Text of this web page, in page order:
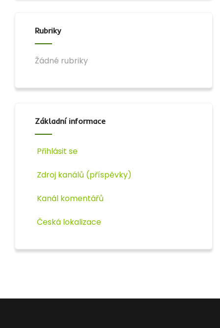
Rubriky
Žádné rubriky
Základní informace
Přihlásit se
Zdroj kanálů (příspěvky)
Kanál komentářů
Česká lokalizace